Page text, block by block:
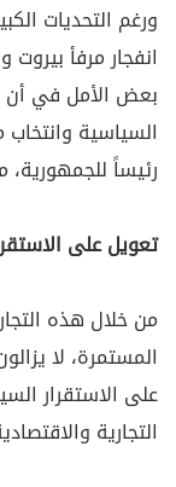
ورغم التحديات
انفجار مرفأ بيروت
بعض الأمل في
السياسية
رئيساً
تعويل على
من خلال هذه
المستمرة، لا
على الاستقرار
التجارية